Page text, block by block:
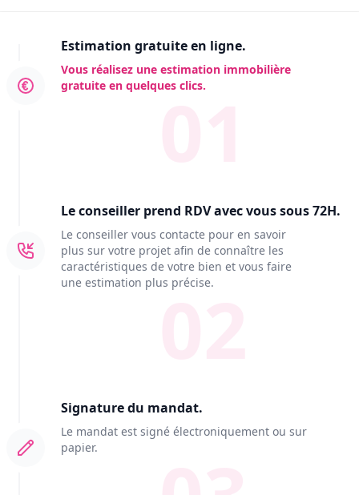
Estimation gratuite en ligne.
Vous réalisez une estimation immobilière
gratuite en quelques clics.
Le conseiller prend RDV avec vous sous 72H.
Le conseiller vous contacte pour en savoir
plus sur votre projet afin de connaître les
caractéristiques de votre bien et vous faire
une estimation plus précise.
Signature du mandat.
Le mandat est signé électroniquement ou sur
papier.